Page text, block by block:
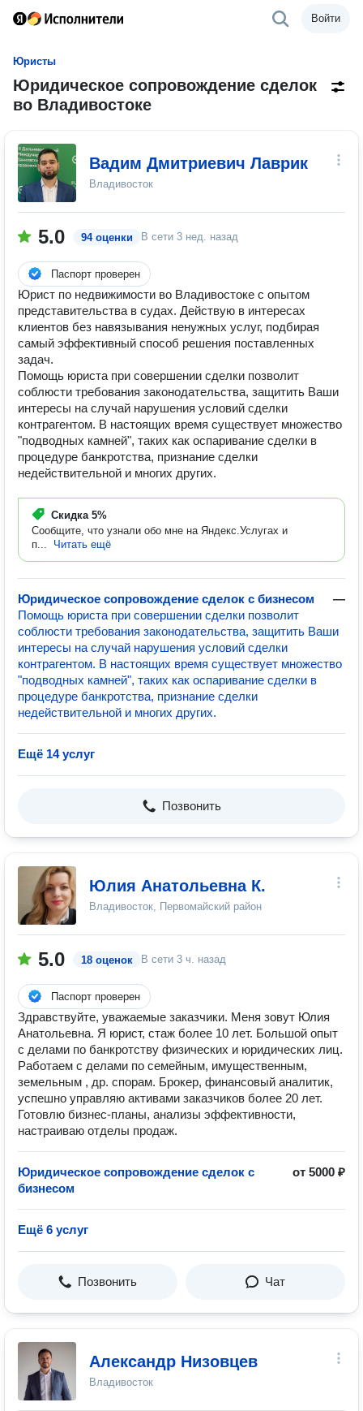
Войти
Юристы
Юридическое сопровождение сделок
во Владивостоке
Вадим Дмитриевич Лаврик
Владивосток
5.0 94 оценки В сети 3 нед. назад
Паспорт проверен
Юрист по недвижимости во Владивостоке с опытом
представительства в судах. Действую в интересах
клиентов без навязывания ненужных услуг, подбирая
самый эффективный способ решения поставленных
задач.
Помощь юриста при совершении сделки позволит
соблюсти требования законодательства, защитить Ваши
интересы на случай нарушения условий сделки
контрагентом. В настоящих время существует множество
"подводных камней", таких как оспаривание сделки в
процедуре банкротства, признание сделки
недействительной и многих других.
Скидка 5%
Сообщите, что узнали обо мне на Яндекс.Услугах и
п...
Читать ещё
Юридическое сопровождение сделок с бизнесом
—
Помощь юриста при совершении сделки позволит
соблюсти требования законодательства, защитить Ваши
интересы на случай нарушения условий сделки
контрагентом. В настоящих время существует множество
"подводных камней", таких как оспаривание сделки в
процедуре банкротства, признание сделки
недействительной и многих других.
Ещё 14 услуг
Позвонить
Юлия Анатольевна К.
Владивосток, Первомайский район
5.0 18 оценок В сети 3 ч. назад
Паспорт проверен
Здравствуйте, уважаемые заказчики. Меня зовут Юлия
Анатольевна. Я юрист, стаж более 10 лет. Большой опыт
с делами по банкротству физических и юридических лиц.
Работаем с делами по семейным, имущественным,
земельным , др. спорам. Брокер, финансовый аналитик,
успешно управляю активами заказчиков более 20 лет.
Готовлю бизнес-планы, анализы эффективности,
настраиваю отделы продаж.
Юридическое сопровождение сделок с
бизнесом
от 5000 ₽
Ещё 6 услуг
Позвонить Чат
Александр Низовцев
Владивосток